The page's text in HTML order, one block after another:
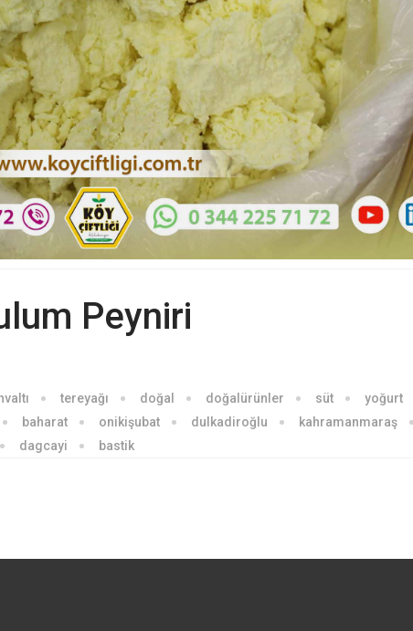
Peyniri
tereyağı doğal doğalürünler süt
yoğurt
baharat onikişubat dulkadiroğlu
kahramanmaraş
dagcayi bastik